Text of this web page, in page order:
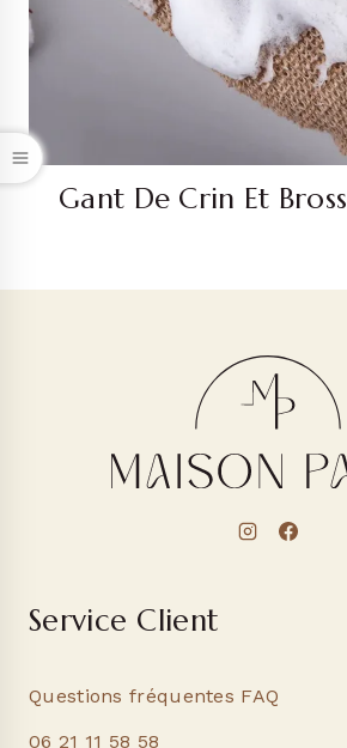
Gant De Crin Et
Service Client
Questions fréquentes FAQ
06 21 11 58 58